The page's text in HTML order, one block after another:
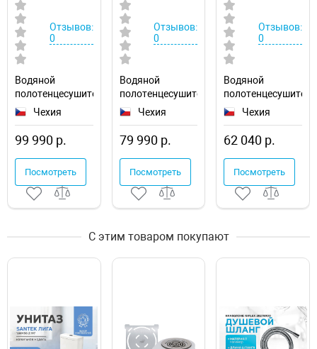
Отзывов:
0
Водяной
полотенцесушитель
Ravak Elegance
X04000083677
Чехия
99 990 р.
Посмотреть
Отзывов:
0
Водяной
полотенцесушитель
Ravak Cube
X04000083670
Чехия
79 990 р.
Посмотреть
Отзывов:
0
Водяной
полотенцесушитель
Ravak Cube
X04000083669
Чехия
62 040 р.
Посмотреть
С этим товаром покупают